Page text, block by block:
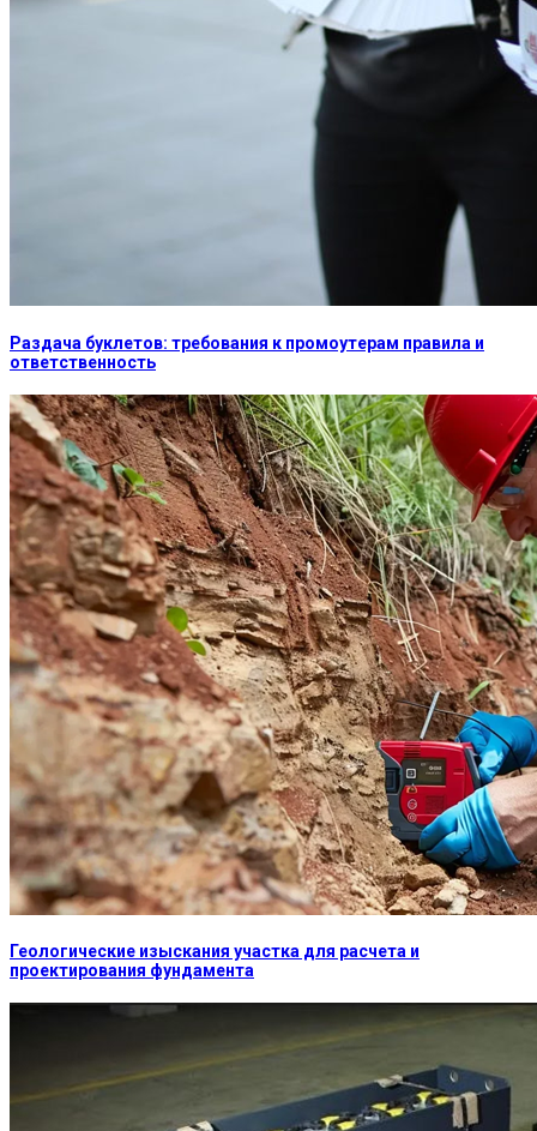
Раздача буклетов: требования к промоутерам правила и
ответственность
Геологические изыскания участка для расчета и
проектирования фундамента